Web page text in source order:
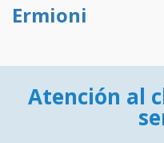
Ermioni
Atención al